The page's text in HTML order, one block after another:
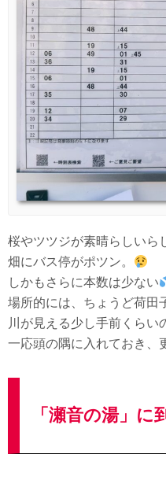
桜やツツジが素晴らしいら
畑にバス停がポツン。
しかもさらに本数は少ない
場所的には、ちょうど荷田
川が見える少し手前くらい
一応頭の隅に入れておき、
「瀬音の湯」に